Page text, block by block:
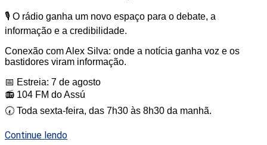
🎙️ O rádio ganha um novo espaço para o debate, a
informação e a credibilidade.
Conexão com Alex Silva: onde a notícia ganha voz e os
bastidores viram informação.
📅 Estreia: 7 de agosto
📻 104 FM do Assú
🕢 Toda sexta-feira, das 7h30 às 8h30 da manhã.
Continue lendo